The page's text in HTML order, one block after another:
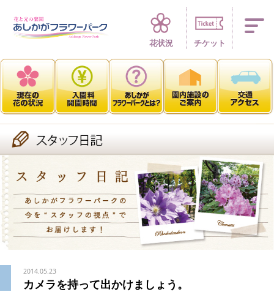
四季折々 花の
花状況 チケット
2014.05.23
カメラを持って出かけましょう。